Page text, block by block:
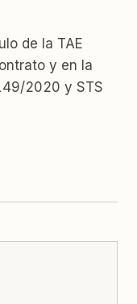
de la TAE
y en la
2020 y STS